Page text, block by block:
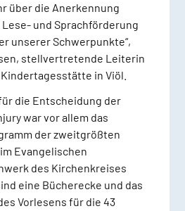
über die Anerkennung
und Sprachförderung
unserer Schwerpunkte“,
stellvertretende Leiterin
in Viöl.
die Entscheidung der
war vor allem das
der zweitgrößten
Evangelischen
des Kirchenkreises
eine Bücherecke und das
Vorlesens für die 43